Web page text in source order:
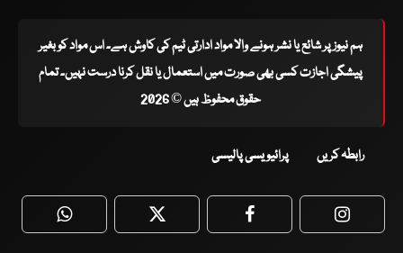
ہم نیوز پر شائع یا نشر ہونے والا مواد ادارتی ٹیم کی کاوش ہے۔ اس مواد کو بغیر
پیشگی اجازت کسی بھی صورت میں استعمال یا نقل کرنا درست نہیں۔ تمام
حقوق محفوظ ہیں © 2026
رابطہ کریں پرائیویسی پالیسی
WhatsApp Twitter Facebook